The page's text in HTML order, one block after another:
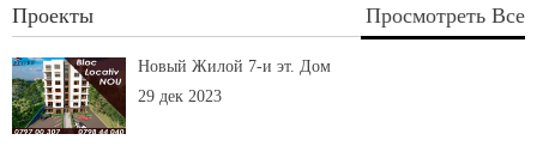
Проекты Просмотреть Все
Новый Жилой 7-и эт. Дом
29 дек 2023